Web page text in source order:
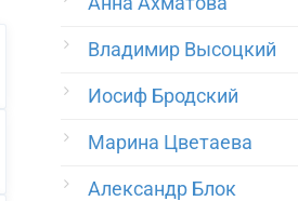
Владимир Высоцкий
Иосиф Бродский
Марина Цветаева
Александр Блок